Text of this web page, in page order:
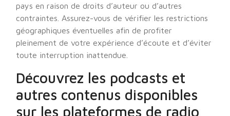
pays en raison de droits d’auteur ou d’autres
contraintes. Assurez-vous de vérifier les restrictions
géographiques éventuelles afin de profiter
pleinement de votre expérience d’écoute et d’éviter
toute interruption inattendue.
Découvrez les podcasts et
autres contenus disponibles
sur les plateformes de radio